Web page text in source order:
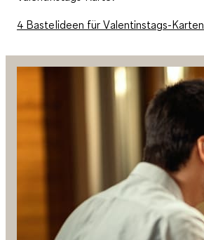
4 Bastelideen für Valentinstags-Karten